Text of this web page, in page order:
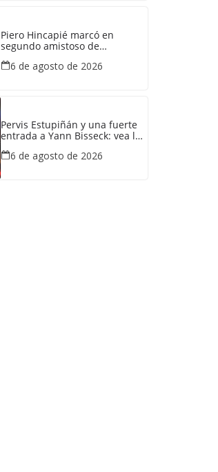
Piero Hincapié marcó en
segundo amistoso de
el gol del ecuatoriano
6 de agosto de 2026
Pervis Estupiñán y una fuerte
entrada a Yann Bisseck: vea la
ecuatoriano
6 de agosto de 2026